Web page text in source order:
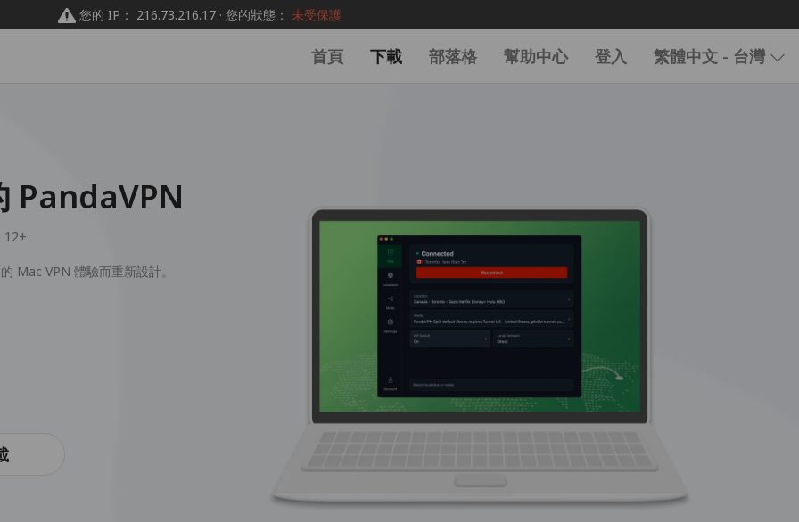
您的 IP： 216.73.216.17 · 您的狀態： 未受保護
首頁 下載 部落格 幫助中心 登入 繁體中文 - 台灣
PandaVPN
12+
Mac VPN 體驗而重新設計。